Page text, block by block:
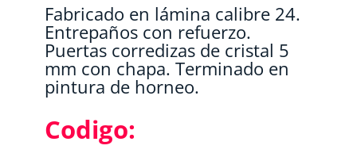
Fabricado en lámina calibre 24.
Entrepaños con refuerzo.
Puertas corredizas de cristal 5
mm con chapa. Terminado en
pintura de horneo.
Codigo: